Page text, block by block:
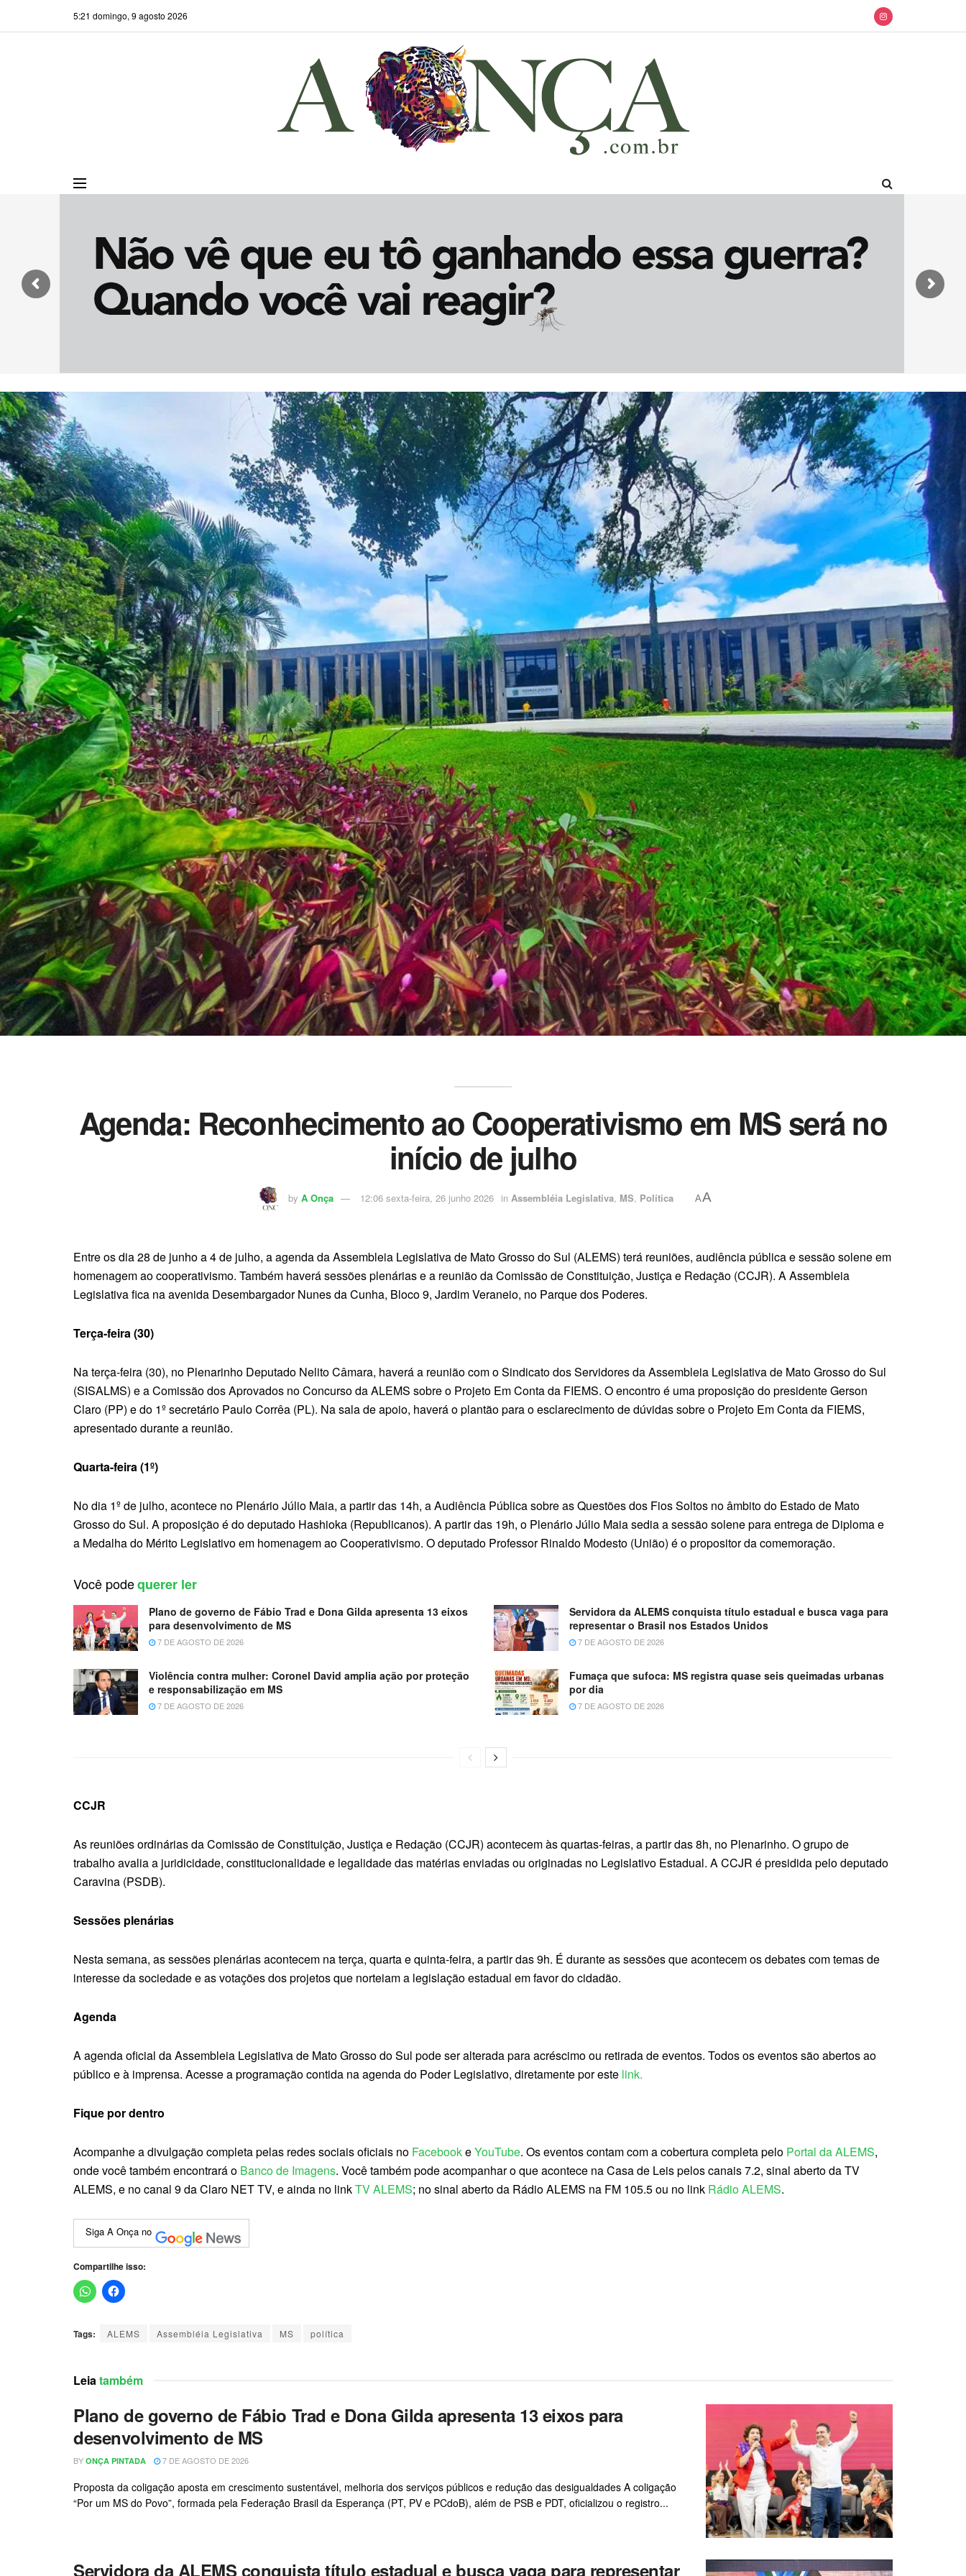
5:21 domingo, 9 agosto 2026
Agenda: Reconhecimento ao Cooperativismo em MS será no
início de julho
by A Onça 12:06 sexta-feira, 26 junho 2026 in Assembléia Legislativa, MS, Política AA
Entre os dia 28 de junho a 4 de julho, a agenda da Assembleia Legislativa de Mato Grosso do Sul (ALEMS) terá reuniões, audiência pública e sessão solene em
homenagem ao cooperativismo. Também haverá sessões plenárias e a reunião da Comissão de Constituição, Justiça e Redação (CCJR). A Assembleia
Legislativa fica na avenida Desembargador Nunes da Cunha, Bloco 9, Jardim Veraneio, no Parque dos Poderes.
Terça-feira (30)
Na terça-feira (30), no Plenarinho Deputado Nelito Câmara, haverá a reunião com o Sindicato dos Servidores da Assembleia Legislativa de Mato Grosso do Sul
(SISALMS) e a Comissão dos Aprovados no Concurso da ALEMS sobre o Projeto Em Conta da FIEMS. O encontro é uma proposição do presidente Gerson
Claro (PP) e do 1º secretário Paulo Corrêa (PL). Na sala de apoio, haverá o plantão para o esclarecimento de dúvidas sobre o Projeto Em Conta da FIEMS,
apresentado durante a reunião.
Quarta-feira (1º)
No dia 1º de julho, acontece no Plenário Júlio Maia, a partir das 14h, a Audiência Pública sobre as Questões dos Fios Soltos no âmbito do Estado de Mato
Grosso do Sul. A proposição é do deputado Hashioka (Republicanos). A partir das 19h, o Plenário Júlio Maia sedia a sessão solene para entrega de Diploma e
a Medalha do Mérito Legislativo em homenagem ao Cooperativismo. O deputado Professor Rinaldo Modesto (União) é o propositor da comemoração.
Você podequerer ler
Plano de governo de Fábio Trad e Dona Gilda apresenta 13 eixos
para desenvolvimento de MS
7 DE AGOSTO DE 2026
Servidora da ALEMS conquista título estadual e busca vaga para
representar o Brasil nos Estados Unidos
7 DE AGOSTO DE 2026
Violência contra mulher: Coronel David amplia ação por proteção
e responsabilização em MS
7 DE AGOSTO DE 2026
Fumaça que sufoca: MS registra quase seis queimadas urbanas
por dia
7 DE AGOSTO DE 2026
CCJR
As reuniões ordinárias da Comissão de Constituição, Justiça e Redação (CCJR) acontecem às quartas-feiras, a partir das 8h, no Plenarinho. O grupo de
trabalho avalia a juridicidade, constitucionalidade e legalidade das matérias enviadas ou originadas no Legislativo Estadual. A CCJR é presidida pelo deputado
Caravina (PSDB).
Sessões plenárias
Nesta semana, as sessões plenárias acontecem na terça, quarta e quinta-feira, a partir das 9h. É durante as sessões que acontecem os debates com temas de
interesse da sociedade e as votações dos projetos que norteiam a legislação estadual em favor do cidadão.
Agenda
A agenda oficial da Assembleia Legislativa de Mato Grosso do Sul pode ser alterada para acréscimo ou retirada de eventos. Todos os eventos são abertos ao
público e à imprensa. Acesse a programação contida na agenda do Poder Legislativo, diretamente por este link.
Fique por dentro
Acompanhe a divulgação completa pelas redes sociais oficiais no FacebookeYouTube. Os eventos contam com a cobertura completa pelo Portal da ALEMS,
onde você também encontrará o Banco de Imagens. Você também pode acompanhar o que acontece na Casa de Leis pelos canais 7.2, sinal aberto da TV
ALEMS, e no canal 9 da Claro NET TV, e ainda no linkTV ALEMS; no sinal aberto da Rádio ALEMS na FM 105.5 ou no link Rádio ALEMS.
Siga A Onça no
Compartilhe isso:
Tags: ALEMS Assembléia Legislativa MS política
Leiatambém
Plano de governo de Fábio Trad e Dona Gilda apresenta 13 eixos para
desenvolvimento de MS
BY ONÇA PINTADA 7 DE AGOSTO DE 2026
Proposta da coligação aposta em crescimento sustentável, melhoria dos serviços públicos e redução das desigualdades A coligação
“Por um MS do Povo”, formada pela Federação Brasil da Esperança (PT, PV e PCdoB), além de PSB e PDT, oficializou o registro...
Servidora da ALEMS conquista título estadual e busca vaga para representar